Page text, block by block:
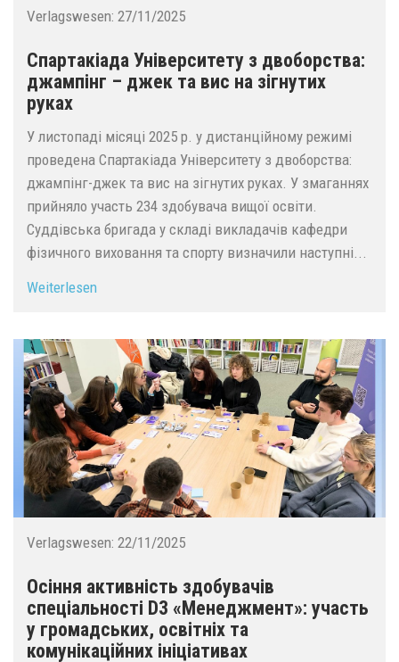
Verlagswesen: 27/11/2025
Спартакіада Університету з двоборства:
джампінг – джек та вис на зігнутих
руках
У листопаді місяці 2025 р. у дистанційному режимі
проведена Спартакіада Університету з двоборства:
джампінг-джек та вис на зігнутих руках. У змаганнях
прийняло участь 234 здобувача вищої освіти.
Суддівська бригада у складі викладачів кафедри
фізичного виховання та спорту визначили наступні...
Weiterlesen
Verlagswesen: 22/11/2025
Осіння активність здобувачів
спеціальності D3 «Менеджмент»: участь
у громадських, освітніх та
комунікаційних ініціативах